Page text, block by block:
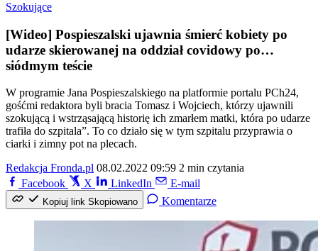
Szokujące
[Wideo] Pospieszalski ujawnia śmierć kobiety po
udarze skierowanej na oddział covidowy po…
siódmym teście
W programie Jana Pospieszalskiego na platformie portalu PCh24,
gośćmi redaktora byli bracia Tomasz i Wojciech, którzy ujawnili
szokującą i wstrząsającą historię ich zmarłem matki, która po udarze
trafiła do szpitala”. To co działo się w tym szpitalu przyprawia o
ciarki i zimny pot na plecach.
Redakcja Fronda.pl 08.02.2022 09:59 2 min czytania
Facebook
X LinkedIn E-mail
Kopiuj link Skopiowano Komentarze